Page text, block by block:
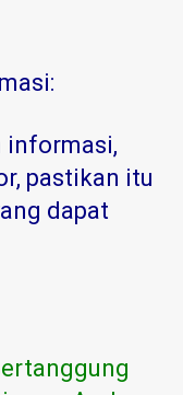
informasi,
pastikan itu
dapat